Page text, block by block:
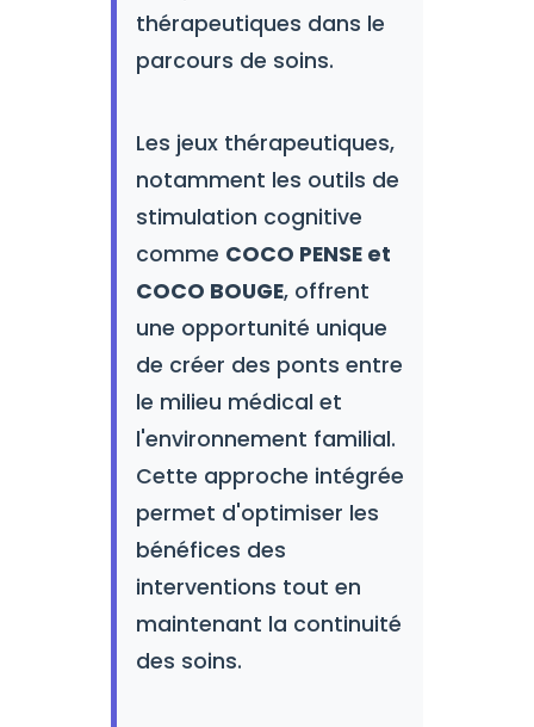
thérapeutiques dans le
parcours de soins.
Les jeux thérapeutiques,
notamment les outils de
stimulation cognitive
comme COCO PENSE et
COCO BOUGE, offrent
une opportunité unique
de créer des ponts entre
le milieu médical et
l'environnement familial.
Cette approche intégrée
permet d'optimiser les
bénéfices des
interventions tout en
maintenant la continuité
des soins.